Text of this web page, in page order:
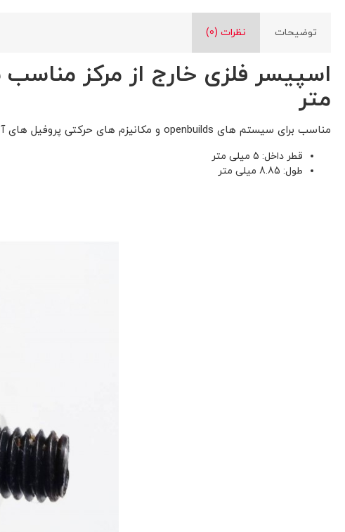
توضیحات نظرات (0)
متر
مناسب برای سیستم های openbuilds و مکانیزم های حرکتی پروفیل های آلومینیومی ( مهندسی)
قطر داخل: 5 میلی متر
طول: 8.85 میلی متر